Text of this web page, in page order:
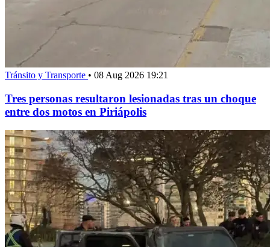
Tránsito y Transporte • 08 Aug 2026 19:21
Tres personas resultaron lesionadas tras un choque
entre dos motos en Piriápolis